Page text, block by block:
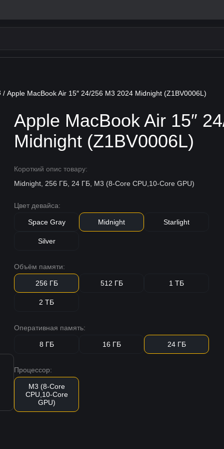
/ Apple MacBook Air 15″ 24/256 M3 2024 Midnight (Z1BV0006L)
Apple MacBook Air 15″
Midnight (Z1BV0006L)
Короткий опис товару:
Midnight, 256 ГБ, 24 ГБ, M3 (8-Core CPU,10-Core GPU)
Цвет девайса:
Space Gray Midnight Starlight
Silver
Объём памяти:
256 ГБ 512 ГБ 1 ТБ
2 ТБ
Оперативная память:
8 ГБ 16 ГБ 24 ГБ
Процессор:
M3 (8-Core
CPU,10-Core
GPU)